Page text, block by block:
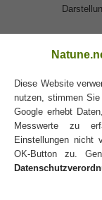
Diese Website
nutzen, stimmen
Google erhebt
Messwerte zu
Einstellungen nicht
OK-Button zu.